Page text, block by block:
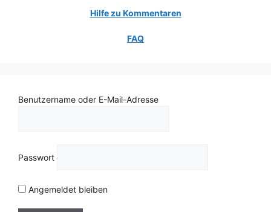
Hilfe zu Kommentaren
FAQ
Benutzername oder E-Mail-Adresse
Passwort
Angemeldet bleiben